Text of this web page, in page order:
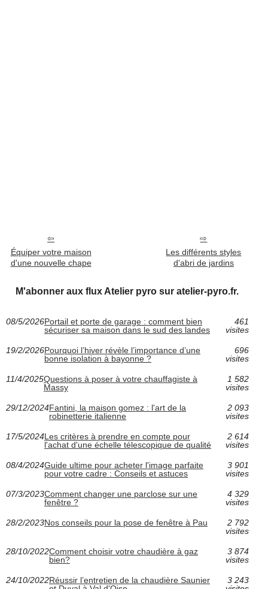
Équiper votre maison
d'une nouvelle chape
Les différents styles
d'abri de jardins
M'abonner aux flux Atelier pyro sur atelier-pyro.fr.
08/5/2026Portail et porte de garage : comment bien
sécuriser sa maison dans le sud des landes
461
visites
19/2/2026Pourquoi l’hiver révèle l’importance d’une
bonne isolation à bayonne ?
696
visites
11/4/2025Questions à poser à votre chauffagiste à
Massy
1 582
visites
29/12/2024Fantini, la maison gomez : l'art de la
robinetterie italienne
2 093
visites
17/5/2024Les critères à prendre en compte pour
l'achat d'une échelle télescopique de qualité
2 614
visites
08/4/2024Guide ultime pour acheter l'image parfaite
pour votre cadre : Conseils et astuces
3 901
visites
07/3/2023Comment changer une parclose sur une
fenêtre ?
4 329
visites
28/2/2023Nos conseils pour la pose de fenêtre à Pau
2 792
visites
28/10/2022Comment choisir votre chaudière à gaz
bien?
3 874
visites
24/10/2022Réussir l’entretien de la chaudière Saunier
3 243